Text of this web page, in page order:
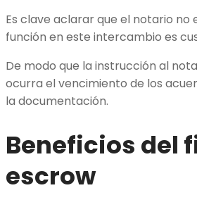
Es clave aclarar que el notario no
función en este intercambio es
De modo que la instrucción al
ocurra el vencimiento de los
la documentación.
Beneficios del
escrow